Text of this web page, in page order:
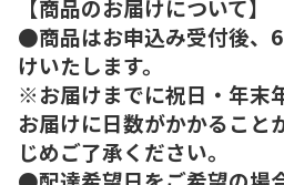
【商品のお届けについて】
●商品はお申込み受付後、
けいたします。
※お届けまでに祝日・年末
お届けに日数がかかること
じめご了承ください。